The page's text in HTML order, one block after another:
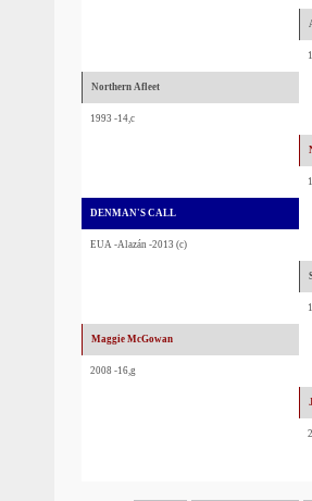
Northern Afleet
1993 -14,c
DENMAN'S CALL
EUA -Alazán -2013 (c)
Maggie McGowan
2008 -16,g